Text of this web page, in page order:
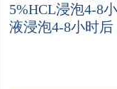
5%HCL浸泡4-8
液浸泡4-8小时后